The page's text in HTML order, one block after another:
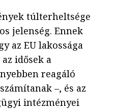
túlterheltsége
jelenség. Ennek
az EU lakossága
idősek a
reagáló
–, és az
intézményei